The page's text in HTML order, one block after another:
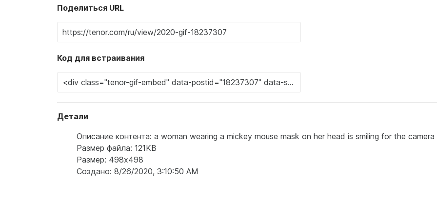
Поделиться URL
Код для встраивания
Детали
Описание контента: a woman wearing a mickey mouse mask on her head is smiling for the camera
Размер файла: 121KB
Размер: 498x498
Создано: 8/26/2020, 3:10:50 AM